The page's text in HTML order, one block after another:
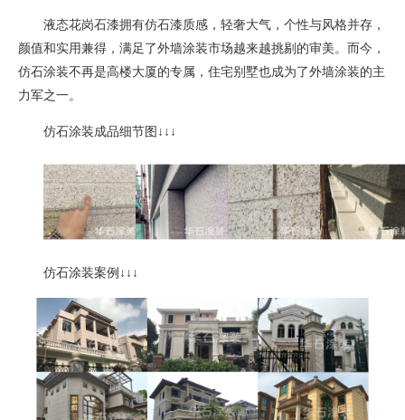
液态花岗石漆拥有仿石漆质感，轻奢大气，个性与风格并存，
颜值和实用兼得，满足了外墙涂装市场越来越挑剔的审美。而今，
仿石涂装不再是高楼大厦的专属，住宅别墅也成为了外墙涂装的主
力军之一。
仿石涂装成品细节图 ↓↓↓
仿石涂装案例 ↓↓↓